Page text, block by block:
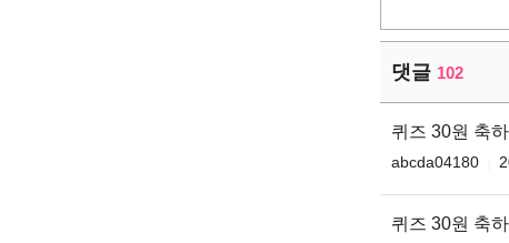
댓글 102
퀴즈 30원 축
abcda04180
퀴즈 30원 축